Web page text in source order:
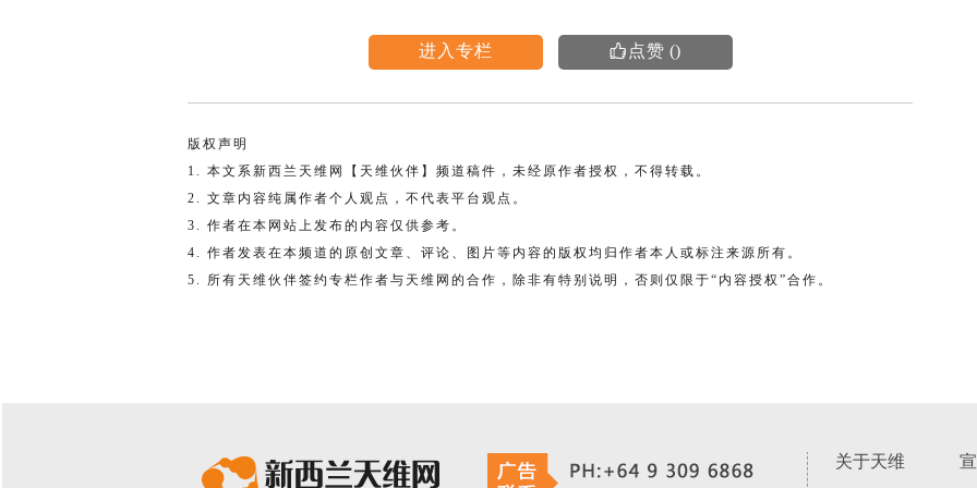
进入专栏  点赞 ()
版权声明
1. 本文系新西兰天维网【天维伙伴】频道稿件，未经原作者授权，不得转载。
2. 文章内容纯属作者个人观点，不代表平台观点。
3. 作者在本网站上发布的内容仅供参考。
4. 作者发表在本频道的原创文章、评论、图片等内容的版权均归作者本人或标注来源所有。
5. 所有天维伙伴签约专栏作者与天维网的合作，除非有特别说明，否则仅限于“内容授权”合作。
关于天维